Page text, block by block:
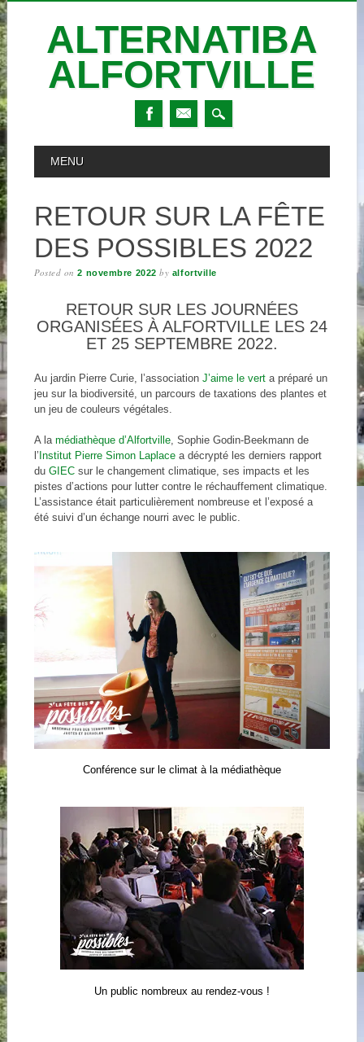
ALTERNATIBA
ALFORTVILLE
MAIN MENU
MENU
RETOUR SUR LA FÊTE
DES POSSIBLES 2022
Posted on2 novembre 2022 by alfortville
RETOUR SUR LES JOURNÉES
ORGANISÉES À ALFORTVILLE LES 24
ET 25 SEPTEMBRE 2022.
Au jardin Pierre Curie, l’association J’aime le verta préparé un
jeu sur la biodiversité, un parcours de taxations des plantes et
un jeu de couleurs végétales.
A la médiathèque d’Alfortville, Sophie Godin-Beekmann de
l’ Institut Pierre Simon Laplacea décrypté les derniers rapport
du GIEC sur le changement climatique, ses impacts et les
pistes d’actions pour lutter contre le réchauffement climatique.
L’assistance était particulièrement nombreuse et l’exposé a
été suivi d’un échange nourri avec le public.
Conférence sur le climat à la médiathèque
Un public nombreux au rendez-vous !